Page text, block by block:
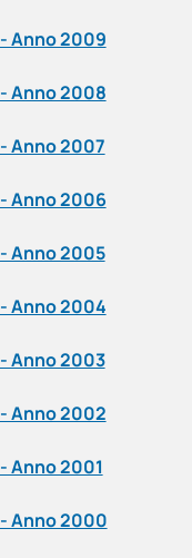
Anno 2009
Anno 2008
Anno 2007
Anno 2006
Anno 2005
Anno 2004
Anno 2003
Anno 2002
Anno 2001
Anno 2000